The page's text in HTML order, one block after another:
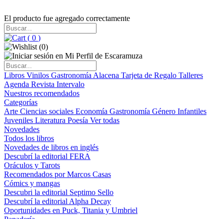
El producto fue agregado correctamente
( 0 )
(0)
Libros Vinilos Gastronomía Alacena Tarjeta de Regalo Talleres
Agenda Revista Intervalo
Nuestros recomendados
Categorías
Arte Ciencias sociales Economía Gastronomía Género Infantiles
Juveniles Literatura Poesía Ver todas
Novedades
Todos los libros
Novedades de libros en inglés
Descubrí la editorial FERA
Oráculos y Tarots
Recomendados por Marcos Casas
Cómics y mangas
Descubri la editorial Septimo Sello
Descubrí la editorial Alpha Decay
Oportunidades en Puck, Titania y Umbriel